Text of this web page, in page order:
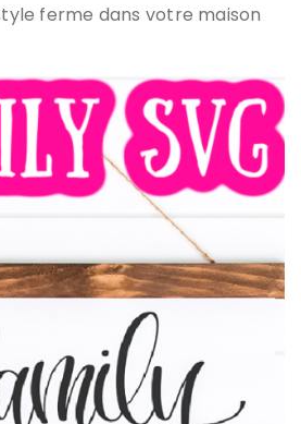
ferme dans votre maison